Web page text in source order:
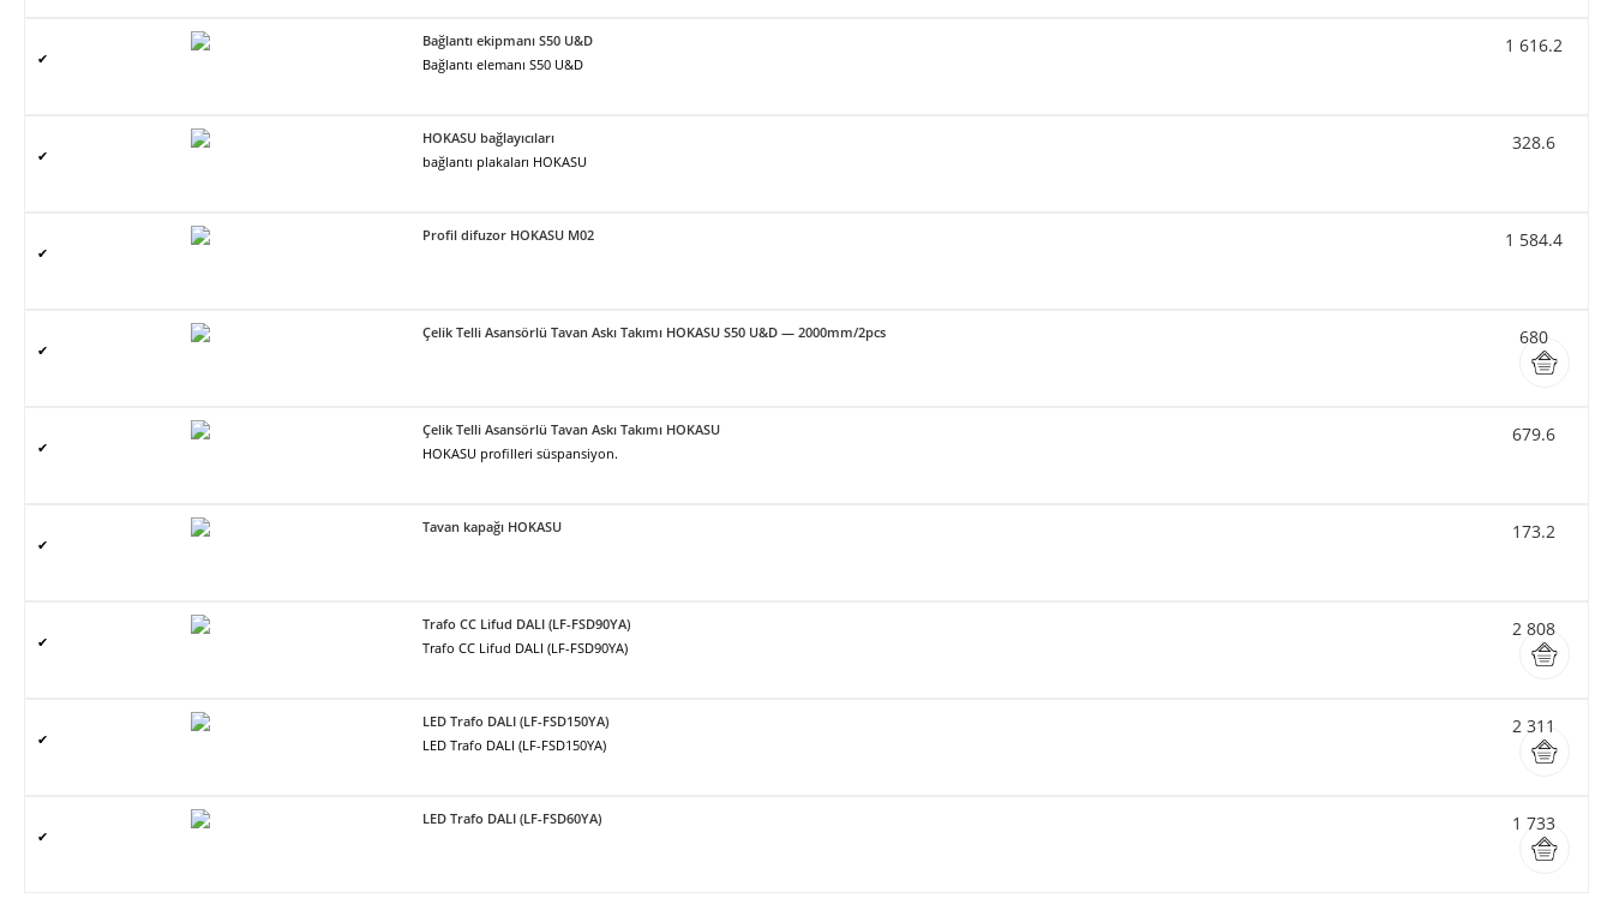
✔
Bağlantı ekipmanı S50 U&D
Bağlantı elemanı S50 U&D
1 616.2
✔
HOKASU bağlayıcıları
bağlantı plakaları HOKASU
328.6
✔
Profil difuzor HOKASU M02 1 584.4
✔
Çelik Telli Asansörlü Tavan Askı Takımı HOKASU S50 U&D — 2000mm/2pcs 680
✔
Çelik Telli Asansörlü Tavan Askı Takımı HOKASU
HOKASU profilleri süspansiyon.
679.6
✔
Tavan kapağı HOKASU 173.2
✔
Trafo CC Lifud DALI (LF-FSD90YA)
Trafo CC Lifud DALI (LF-FSD90YA)
2 808
✔
LED Trafo DALI (LF-FSD150YA)
LED Trafo DALI (LF-FSD150YA)
2 311
✔
LED Trafo DALI (LF-FSD60YA) 1 733